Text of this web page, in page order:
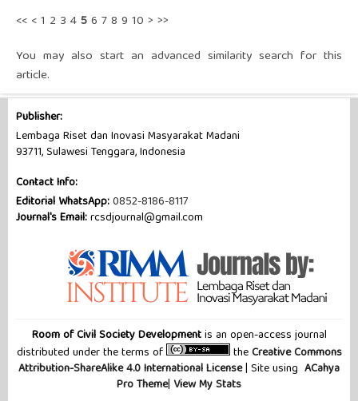
<< <1 2 3 456 78 9 10 > >>
You may also start an advanced similarity search for this
article.
Publisher:
Lembaga Riset dan Inovasi Masyarakat Madani
93711, Sulawesi Tenggara, Indonesia
Contact Info:
Editorial WhatsApp:0852-8186-8117
Journal's Email:rcsdjournal@gmail.com
Room of Civil Society Developmentis an open-access journal
distributed under the terms of
theCreative Commons
Attribution-ShareAlike 4.0 International License| Site using ACahya
Pro Theme| View My Stats